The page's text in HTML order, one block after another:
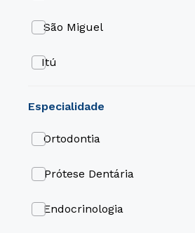
São Miguel
Itú
Mogi Das Cruzes
Londrina
Liberdade
especialidade
Ortodontia
Prótese Dentária
Endocrinologia